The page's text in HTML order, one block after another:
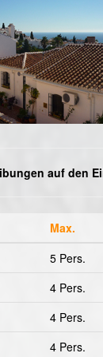
auf den
Max.
5 Pers.
4 Pers.
4 Pers.
4 Pers.